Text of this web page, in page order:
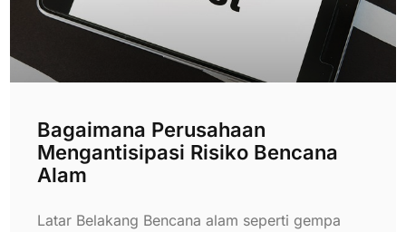
Bagaimana Perusahaan
Mengantisipasi Risiko Bencana
Alam
Latar Belakang Bencana alam seperti gempa